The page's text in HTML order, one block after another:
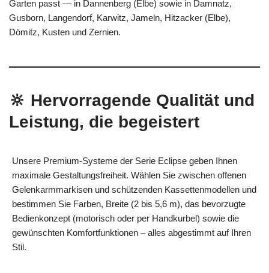
Garten passt — in Dannenberg (Elbe) sowie in Damnatz,
Gusborn, Langendorf, Karwitz, Jameln, Hitzacker (Elbe),
Dömitz, Kusten und Zernien.
🔆 Hervorragende Qualität und
Leistung, die begeistert
Unsere Premium-Systeme der Serie Eclipse geben Ihnen
maximale Gestaltungsfreiheit. Wählen Sie zwischen offenen
Gelenkarmmarkisen und schützenden Kassettenmodellen und
bestimmen Sie Farben, Breite (2 bis 5,6 m), das bevorzugte
Bedienkonzept (motorisch oder per Handkurbel) sowie die
gewünschten Komfortfunktionen – alles abgestimmt auf Ihren
Stil.